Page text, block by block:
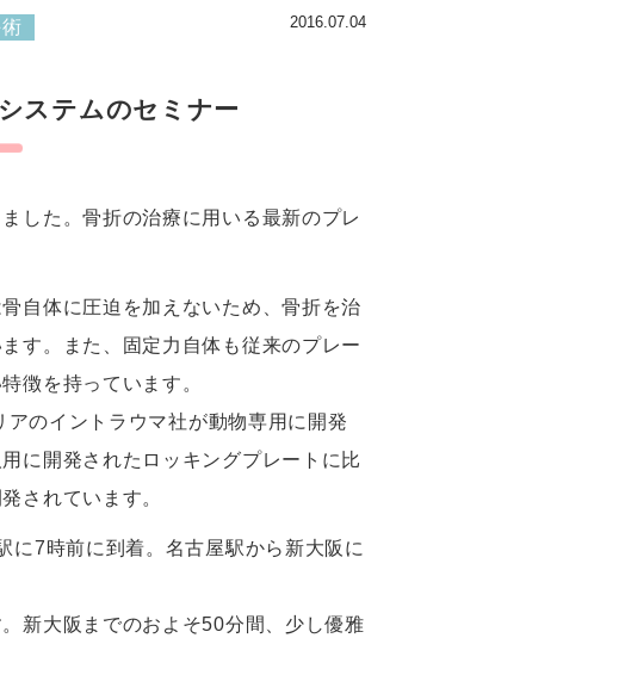
2016.07.04
ステムのセミナー
した。骨折の治療に用いる最新のプレ
自体に圧迫を加えないため、骨折を治
す。また、固定力自体も従来のプレー
徴を持っています。
のイントラウマ社が動物専用に開発
に開発されたロッキングプレートに比
されています。
に7時前に到着。名古屋駅から新大阪に
新大阪までのおよそ50分間、少し優雅